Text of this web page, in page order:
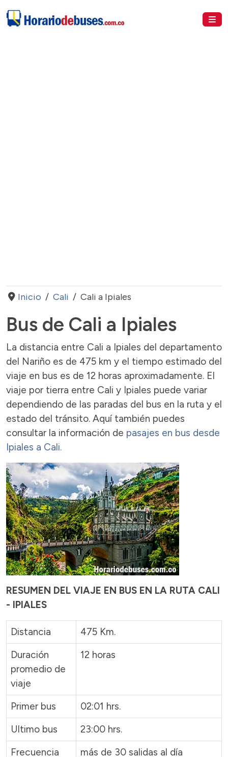
Inicio Cali Cali a Ipiales
Bus de Cali a Ipiales
La distancia entre Cali a Ipiales del departamento
del Nariño es de 475 km y el tiempo estimado del
viaje en bus es de 12 horas aproximadamente. El
viaje por tierra entre Cali y Ipiales puede variar
dependiendo de las paradas del bus en la ruta y el
estado del tránsito. Aquí también puedes
consultar la información de pasajes en bus desde
Ipiales a Cali.
RESUMEN DEL VIAJE EN BUS EN LA RUTA CALI
- IPIALES
Distancia
475 Km.
Duración
promedio de
viaje
12 horas
Primer bus
02:01 hrs.
Ultimo bus
23:00 hrs.
Frecuencia
más de 30 salidas al día